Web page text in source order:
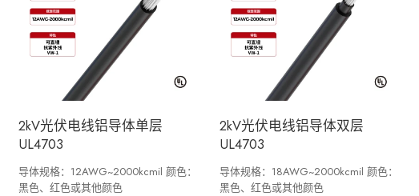
2kV光伏电线铝导体单层
UL4703
导体规格：12AWG~2000kcmil 颜色：
黑色、红色或其他颜色
2kV光伏电线铝导体双层
UL4703
导体规格：18AWG~2000kcmil 颜色：
黑色、红色或其他颜色